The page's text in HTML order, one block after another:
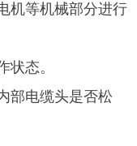
等机械部分进行
态。
电缆头是否松